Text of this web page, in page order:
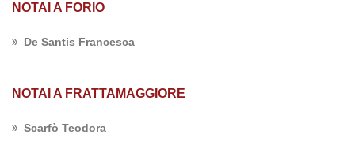
NOTAI A FORIO
De Santis Francesca
NOTAI A FRATTAMAGGIORE
Scarfò Teodora